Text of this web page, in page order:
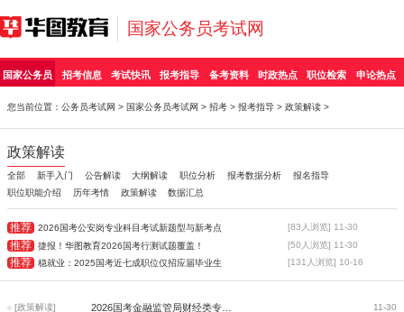
国家公务员考试网
国家公务员 招考信息 考试快讯 报考指导 备考资料 时政热点 职位检索 申论热点
您当前位置： 公务员考试网 > 国家公务员考试网 > 招考 > 报考指导 > 政策解读 >
政策解读
全部 新手入门 公告解读 大纲解读 职位分析 报考数据分析
报名指导
职位职能介绍
历年考情 政策解读 数据汇总
推荐 2026国考公安岗专业科目考试新题型与新考点 [83人浏览] 11-30
推荐 捷报！华图教育2026国考行测试题覆盖！ [50人浏览] 11-30
推荐 稳就业：2025国考近七成职位仅招应届毕业生 [131人浏览] 10-16
11-30
[政策解读]